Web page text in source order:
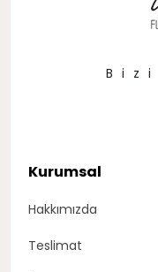
Kurumsal
Hakkımızda
Teslimat